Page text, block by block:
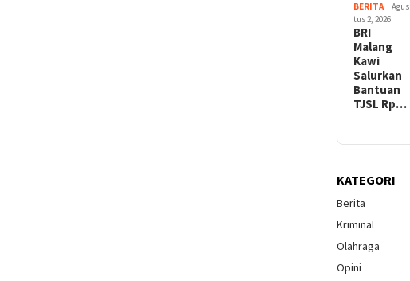
BERITA
Agus
tus 2, 2026
BRI
Malang
Kawi
Salurkan
Bantuan
TJSL Rp…
KATEGORI
Berita
Kriminal
Olahraga
Opini